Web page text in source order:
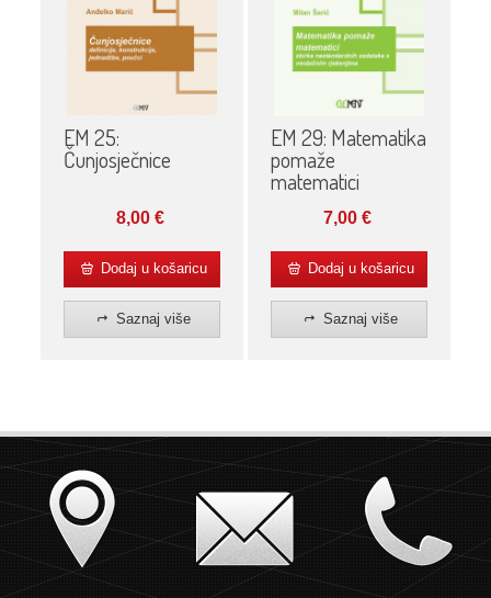
EM 25:
Čunjosječnice
8,00 €
Dodaj u košaricu
Saznaj više
EM 29: Matematika
pomaže
matematici
7,00 €
Dodaj u košaricu
Saznaj više